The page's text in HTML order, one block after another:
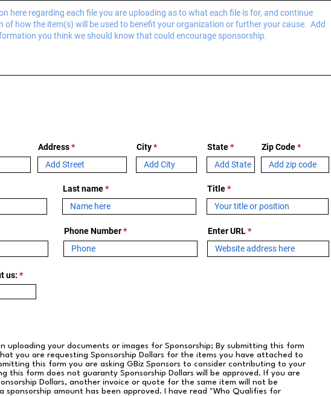
Address City State Zip Code
Last name Title
Phone Number Enter URL
us:
uploading your documents or images for Sponsorship; By submitting this form
you are requesting Sponsorship Dollars for the items you have attached to
this form you are asking GBiz Sponsors to consider contributing to your
this form does not guaranty Sponsorship Dollars will be approved. If you are
Dollars, another invoice or quote for the same item will not be
sponsorship amount has been approved. I have read "Who Qualifies for